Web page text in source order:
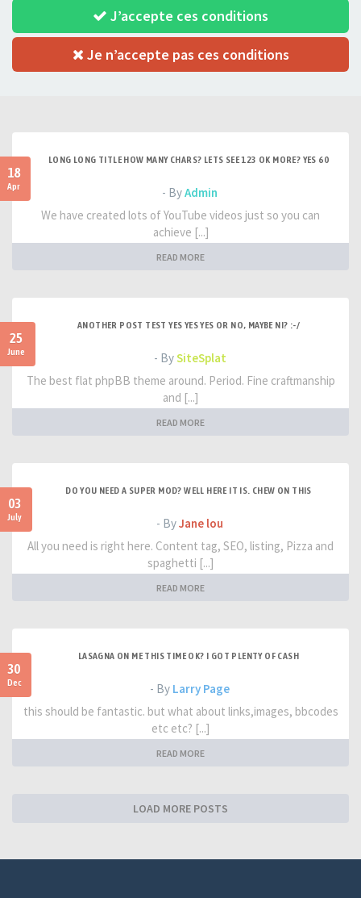
J’accepte ces conditions
Je n’accepte pas ces conditions
18
Apr
LONG LONG TITLE HOW MANY CHARS? LETS SEE 123 OK MORE? YES 60
- ByAdmin
We have created lots of YouTube videos just so you can
achieve [...]
READ MORE
25
June
ANOTHER POST TEST YES YES YES OR NO, MAYBE NI? :-/
- BySiteSplat
The best flat phpBB theme around. Period. Fine craftmanship
and [...]
READ MORE
03
July
DO YOU NEED A SUPER MOD? WELL HERE IT IS. CHEW ON THIS
- ByJane lou
All you need is right here. Content tag, SEO, listing, Pizza and
spaghetti [...]
READ MORE
30
Dec
LASAGNA ON ME THIS TIME OK? I GOT PLENTY OF CASH
- By Larry Page
this should be fantastic. but what about links,images, bbcodes
etc etc? [...]
READ MORE
LOAD MORE POSTS